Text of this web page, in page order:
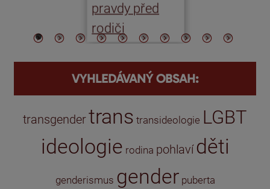
pravdy před
rodiči
VYHLEDÁVANÝ OBSAH:
transgendertrans transideologie LGBT
ideologie rodina pohlaví děti
genderismus gender puberta